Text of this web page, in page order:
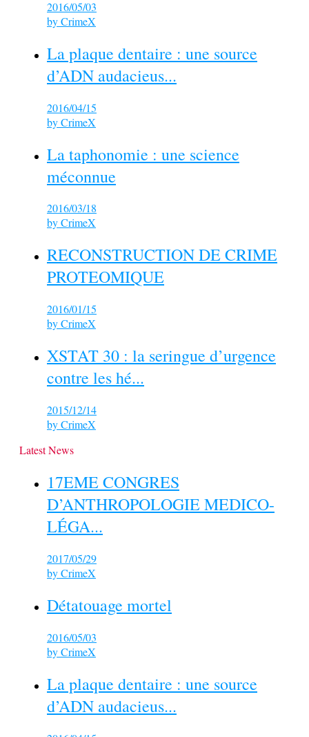
2016/05/03
byCrimeX
La plaque dentaire : une source
d’ADN audacieus...
2016/04/15
byCrimeX
La taphonomie : une science
méconnue
2016/03/18
byCrimeX
RECONSTRUCTION DE CRIME
PROTEOMIQUE
2016/01/15
byCrimeX
XSTAT 30 : la seringue d’urgence
contre les hé...
2015/12/14
byCrimeX
Latest News
17EME CONGRES
D’ANTHROPOLOGIE MEDICO-
LÉGA...
2017/05/29
byCrimeX
Détatouage mortel
2016/05/03
byCrimeX
La plaque dentaire : une source
d’ADN audacieus...